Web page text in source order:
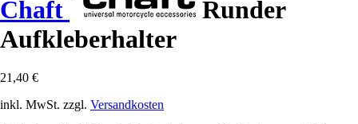
Chaft
Runder
Aufkleberhalter
21,40 €
inkl. MwSt. zzgl. Versandkosten